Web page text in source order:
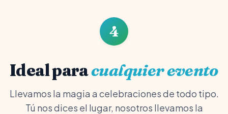
4
Ideal paracualquier evento
Llevamos la magia a celebraciones de todo tipo.
Tú nos dices el lugar, nosotros llevamos la